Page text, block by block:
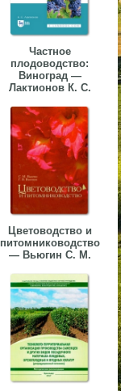
Частное
плодоводство:
Виноград —
Лактионов К. С.
Цветоводство и
питомниководство
— Вьюгин С. М.